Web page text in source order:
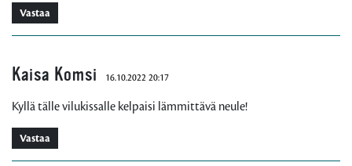
Vastaa
Kaisa Komsi 16.10.2022 20:17
Kyllä tälle vilukissalle kelpaisi lämmittävä neule!
Vastaa